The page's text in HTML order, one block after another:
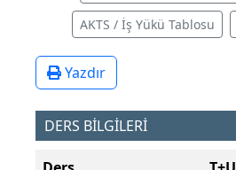
AKTS / İş Yükü Tablosu
Yazdır
DERS BİLGİLERİ